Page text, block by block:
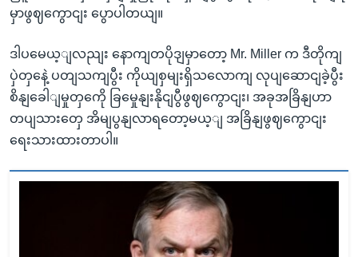
မှာဖွဈကွောငျး ပွောပါတယျ။
ဒါပမေယ့ျလညျး နောကျတပိုဒျမှာတော့ Mr. Miller က ဒီတိုကျ
ပှဲတှနေဲ့ ပတျသကျပွီး ကိုယျစှမျးရှိသလောကျ လုပျဆောငျခဲ့ပွီး
စိနျခေါျမှုတှကေို ခြမှေုနျးနိုငျပွီဖွဈကွောငျး၊ အခုအခြိနျဟာ
တပျသားတှေ အိမျပွနျလာရတော့မယ့ျ အခြိနျဖွဈကွောငျး
ရေးသားထားတာပါ။